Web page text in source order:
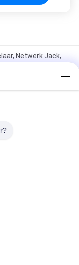
Netwerk Jack,
Installatie van het
RJ45 met Één